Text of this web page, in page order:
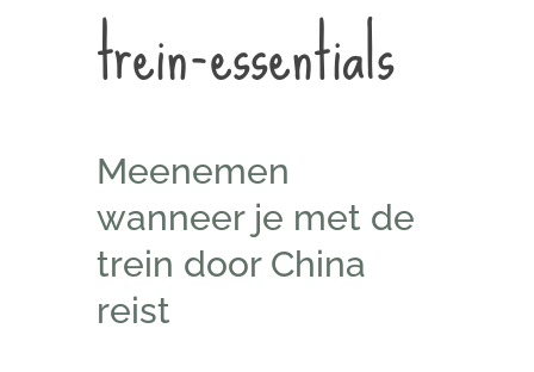
trein-essentials
Meenemen
wanneer je met de
trein door China
reist